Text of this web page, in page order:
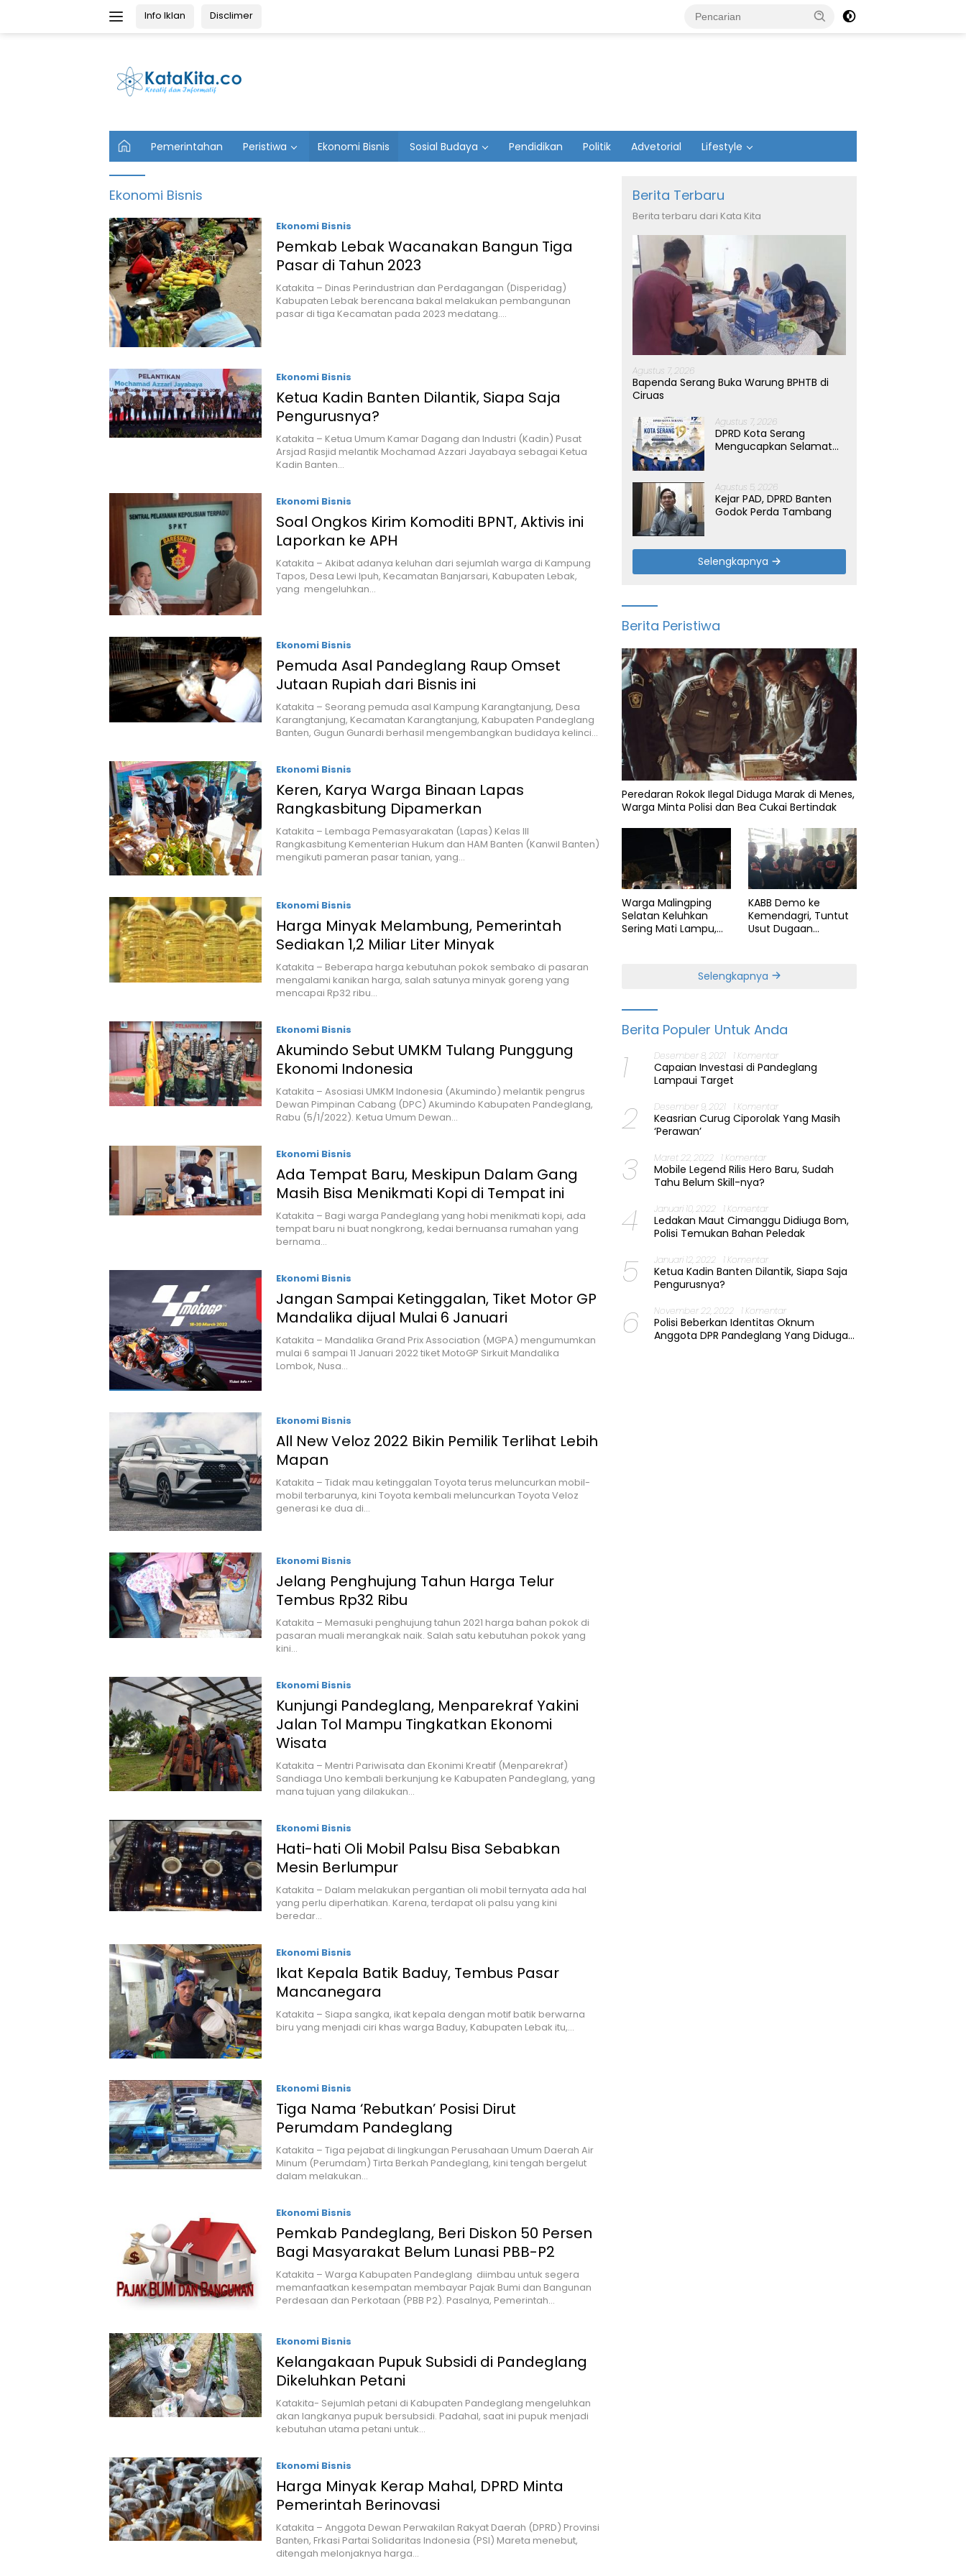
Info Iklan Disclimer
U
t
a
a
Pemerintahan Peristiwa Ekonomi Bisnis Sosial Budaya Pendidikan Politik Advetorial Lifestyle
Ekonomi Bisnis
Ekonomi Bisnis
Pemkab Lebak Wacanakan Bangun Tiga
Pasar di Tahun 2023
Katakita – Dinas Perindustrian dan Perdagangan (Disperidag)
Kabupaten Lebak berencana bakal melakukan pembangunan
pasar di tiga Kecamatan pada 2023 medatang….
Ekonomi Bisnis
Ketua Kadin Banten Dilantik, Siapa Saja
Pengurusnya?
Katakita – Ketua Umum Kamar Dagang dan Industri (Kadin) Pusat
Arsjad Rasjid melantik Mochamad Azzari Jayabaya sebagai Ketua
Kadin Banten…
Ekonomi Bisnis
Soal Ongkos Kirim Komoditi BPNT, Aktivis ini
Laporkan ke APH
Katakita – Akibat adanya keluhan dari sejumlah warga di Kampung
Tapos, Desa Lewi Ipuh, Kecamatan Banjarsari, Kabupaten Lebak,
yang mengeluhkan…
Ekonomi Bisnis
Pemuda Asal Pandeglang Raup Omset
Jutaan Rupiah dari Bisnis ini
Katakita – Seorang pemuda asal Kampung Karangtanjung, Desa
Karangtanjung, Kecamatan Karangtanjung, Kabupaten Pandeglang
Banten, Gugun Gunardi berhasil mengembangkan budidaya kelinci…
Ekonomi Bisnis
Keren, Karya Warga Binaan Lapas
Rangkasbitung Dipamerkan
Katakita – Lembaga Pemasyarakatan (Lapas) Kelas III
Rangkasbitung Kementerian Hukum dan HAM Banten (Kanwil Banten)
mengikuti pameran pasar tanian, yang…
Ekonomi Bisnis
Harga Minyak Melambung, Pemerintah
Sediakan 1,2 Miliar Liter Minyak
Katakita – Beberapa harga kebutuhan pokok sembako di pasaran
mengalami kanikan harga, salah satunya minyak goreng yang
mencapai Rp32 ribu…
Ekonomi Bisnis
Akumindo Sebut UMKM Tulang Punggung
Ekonomi Indonesia
Katakita – Asosiasi UMKM Indonesia (Akumindo) melantik pengrus
Dewan Pimpinan Cabang (DPC) Akumindo Kabupaten Pandeglang,
Rabu (5/1/2022). Ketua Umum Dewan…
Ekonomi Bisnis
Ada Tempat Baru, Meskipun Dalam Gang
Masih Bisa Menikmati Kopi di Tempat ini
Katakita – Bagi warga Pandeglang yang hobi menikmati kopi, ada
tempat baru ni buat nongkrong, kedai bernuansa rumahan yang
bernama…
Ekonomi Bisnis
Jangan Sampai Ketinggalan, Tiket Motor GP
Mandalika dijual Mulai 6 Januari
Katakita – Mandalika Grand Prix Association (MGPA) mengumumkan
mulai 6 sampai 11 Januari 2022 tiket MotoGP Sirkuit Mandalika
Lombok, Nusa…
Ekonomi Bisnis
All New Veloz 2022 Bikin Pemilik Terlihat Lebih
Mapan
Katakita – Tidak mau ketinggalan Toyota terus meluncurkan mobil-
mobil terbarunya, kini Toyota kembali meluncurkan Toyota Veloz
generasi ke dua di…
Ekonomi Bisnis
Jelang Penghujung Tahun Harga Telur
Tembus Rp32 Ribu
Katakita – Memasuki penghujung tahun 2021 harga bahan pokok di
pasaran muali merangkak naik. Salah satu kebutuhan pokok yang
kini…
Ekonomi Bisnis
Kunjungi Pandeglang, Menparekraf Yakini
Jalan Tol Mampu Tingkatkan Ekonomi
Wisata
Katakita – Mentri Pariwisata dan Ekonimi Kreatif (Menparekraf)
Sandiaga Uno kembali berkunjung ke Kabupaten Pandeglang, yang
mana tujuan yang dilakukan…
Ekonomi Bisnis
Hati-hati Oli Mobil Palsu Bisa Sebabkan
Mesin Berlumpur
Katakita – Dalam melakukan pergantian oli mobil ternyata ada hal
yang perlu diperhatikan. Karena, terdapat oli palsu yang kini
beredar…
Ekonomi Bisnis
Ikat Kepala Batik Baduy, Tembus Pasar
Mancanegara
Katakita – Siapa sangka, ikat kepala dengan motif batik berwarna
biru yang menjadi ciri khas warga Baduy, Kabupaten Lebak itu,…
Ekonomi Bisnis
Tiga Nama ‘Rebutkan’ Posisi Dirut
Perumdam Pandeglang
Katakita – Tiga pejabat di lingkungan Perusahaan Umum Daerah Air
Minum (Perumdam) Tirta Berkah Pandeglang, kini tengah bergelut
dalam melakukan…
Ekonomi Bisnis
Pemkab Pandeglang, Beri Diskon 50 Persen
Bagi Masyarakat Belum Lunasi PBB-P2
Katakita – Warga Kabupaten Pandeglang diimbau untuk segera
memanfaatkan kesempatan membayar Pajak Bumi dan Bangunan
Perdesaan dan Perkotaan (PBB P2). Pasalnya, Pemerintah…
Ekonomi Bisnis
Kelangakaan Pupuk Subsidi di Pandeglang
Dikeluhkan Petani
Katakita- Sejumlah petani di Kabupaten Pandeglang mengeluhkan
akan langkanya pupuk bersubsidi. Padahal, saat ini pupuk menjadi
kebutuhan utama petani untuk…
Ekonomi Bisnis
Harga Minyak Kerap Mahal, DPRD Minta
Pemerintah Berinovasi
Katakita – Anggota Dewan Perwakilan Rakyat Daerah (DPRD) Provinsi
Banten, Frkasi Partai Solidaritas Indonesia (PSI) Mareta menebut,
ditengah melonjaknya harga…
Berita Terbaru
Berita terbaru dari Kata Kita
Agustus 7, 2026
Bapenda Serang Buka Warung BPHTB di
Ciruas
Agustus 7, 2026
DPRD Kota Serang
Mengucapkan Selamat
Agustus 5, 2026
Kejar PAD, DPRD Banten
Godok Perda Tambang
Selengkapnya
Berita Peristiwa
Peredaran Rokok Ilegal Diduga Marak di Menes,
Warga Minta Polisi dan Bea Cukai Bertindak
Warga Malingping
Selatan Keluhkan
Sering Mati Lampu,
KABB Demo ke
Kemendagri, Tuntut
Usut Dugaan
Selengkapnya
Berita Populer Untuk Anda
1 Desember 8, 2021 1 Komentar
Capaian Investasi di Pandeglang
Lampaui Target
2 Desember 9, 2021 1 Komentar
Keasrian Curug Ciporolak Yang Masih
‘Perawan’
3 Maret 22, 2022 1 Komentar
Mobile Legend Rilis Hero Baru, Sudah
Tahu Belum Skill-nya?
4 Januari 10, 2022 1 Komentar
Ledakan Maut Cimanggu Didiuga Bom,
Polisi Temukan Bahan Peledak
5 Januari 12, 2022 1 Komentar
Ketua Kadin Banten Dilantik, Siapa Saja
Pengurusnya?
6 November 22, 2022 1 Komentar
Polisi Beberkan Identitas Oknum
Anggota DPR Pandeglang Yang Diduga